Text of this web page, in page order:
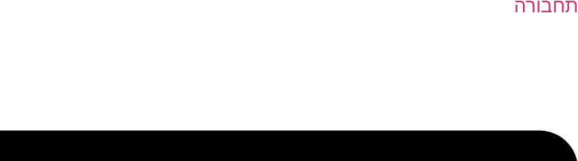
תחבורה